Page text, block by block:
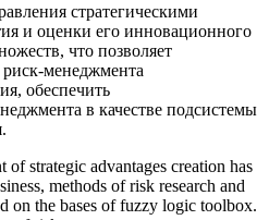
стратегическими
и оценки его инновационного
что позволяет
риск-менеджмента
обеспечить
в качестве подсистемы
of strategic advantages creation has
methods of risk research and
on the bases of fuzzy logic toolbox.